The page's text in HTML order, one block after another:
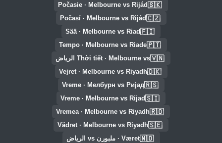
🇸🇰
Počasie · Melbourne vs Rijád
🇨🇿
Počasí · Melbourne vs Rijád
🇫🇮
Sää · Melbourne vs Riad
🇵🇹
Tempo · Melbourne vs Riade
🇻🇳Thời tiết · Melbourne vs الرياض
🇩🇰
Vejret · Melbourne vs Riyadh
🇷🇸
Vreme · Мелбурн vs Ријад
🇸🇮
Vreme · Melbourne vs Rijad
🇷🇴
Vremea · Melbourne vs Riyadh
🇸🇪
Vädret · Melbourne vs Riyadh
🇳🇴Været · ملبورن vs الرياض